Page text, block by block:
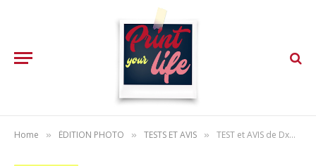
Home » ÉDITION PHOTO » TESTS ET AVIS » TEST et AVIS de DxO Nik Collection 5